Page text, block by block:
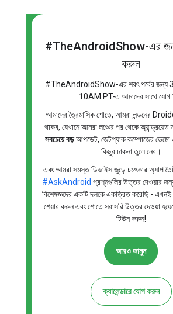
#TheAndroidShow-এর
করুন
#TheAndroidShow-এর শরৎ পর্বের জন্য
10AM PT-এ আমাদের সাথে যোগ
আমাদের ত্রৈমাসিক শোতে, আমরা লন্ডনের
থাকব, যেখানে আমরা লঞ্চের পর থেকে অ্যান্ড্রয়েড
সবচেয়ে বড়আপডেট, জেটপ্যাক কম্পোজের
কিছুর ঢাকনা তুলে নেব।
এবং আমরা সমস্ত ডিভাইস জুড়ে চমৎকার অ্যাপ
#AskAndroid প্রশ্নগুলির উত্তর দেওয়ার
বিশেষজ্ঞদের একটি দলকে একত্রিত করেছি -
শেয়ার করুন এবং শোতে সরাসরি উত্তর দেওয়া
টিউন করুন!
আরও জানুন
ক্যালেন্ডারে যোগ করুন